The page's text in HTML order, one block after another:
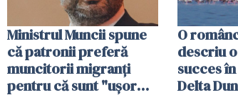
Ministrul Muncii spune
că patronii preferă
muncitorii migranți
pentru că sunt "uşor
O
descriu
succes
Delta